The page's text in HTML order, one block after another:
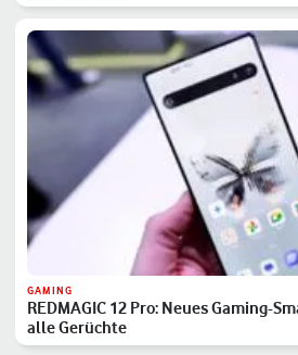
GAMING
REDMAGIC 12 Pro: Neues Gaming-
alle Gerüchte